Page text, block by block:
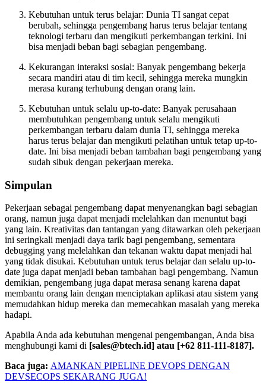
Kebutuhan untuk terus belajar: Dunia TI sangat cepat
berubah, sehingga pengembang harus terus belajar tentang
teknologi terbaru dan mengikuti perkembangan terkini. Ini
bisa menjadi beban bagi sebagian pengembang.
Kekurangan interaksi sosial: Banyak pengembang bekerja
secara mandiri atau di tim kecil, sehingga mereka mungkin
merasa kurang terhubung dengan orang lain.
Kebutuhan untuk selalu up-to-date: Banyak perusahaan
membutuhkan pengembang untuk selalu mengikuti
perkembangan terbaru dalam dunia TI, sehingga mereka
harus terus belajar dan mengikuti pelatihan untuk tetap up-to-
date. Ini bisa menjadi beban tambahan bagi pengembang yang
sudah sibuk dengan pekerjaan mereka.
Simpulan
Pekerjaan sebagai pengembang dapat menyenangkan bagi sebagian
orang, namun juga dapat menjadi melelahkan dan menuntut bagi
yang lain. Kreativitas dan tantangan yang ditawarkan oleh pekerjaan
ini seringkali menjadi daya tarik bagi pengembang, sementara
debugging yang melelahkan dan tekanan waktu dapat menjadi hal
yang tidak disukai. Kebutuhan untuk terus belajar dan selalu up-to-
date juga dapat menjadi beban tambahan bagi pengembang. Namun
demikian, pengembang juga dapat merasa senang karena dapat
membantu orang lain dengan menciptakan aplikasi atau sistem yang
memudahkan hidup mereka dan memecahkan masalah yang mereka
hadapi.
Apabila Anda ada kebutuhan mengenai pengembangan, Anda bisa
menghubungi kami di [sales@btech.id] atau [+62 811-111-8187].
Baca juga: AMANKAN PIPELINE DEVOPS DENGAN
DEVSECOPS SEKARANG JUGA!